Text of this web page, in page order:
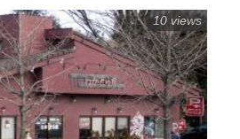
10 views